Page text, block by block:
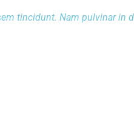
tincidunt. Nam pulvinar